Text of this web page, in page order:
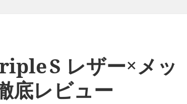
S レザー×メッ
底レビュー